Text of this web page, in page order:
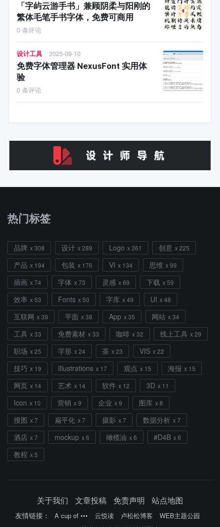
「字屿云游手书」兼顾阴柔与阳刚的
繁体毛笔手书字体，免费可商用
0 条评论
设计工具 2025-09-10
免费字体管理器 NexusFont 实用体
验
0 条评论
热门标签
品牌 x 308 设计 x 289 Logo x 261 创意 x 225
产品 x 194 包装 x 176 VI x 134 思维 x 99
插画 x 74 字体 x 73 灵感 x 69 下载 x 59
效率 x 53 Fonts x 50 字库 x 49 UI x 48
互联网 x 39 平面 x 38 App x 35 网站 x 34
工具 x 33 免费素材 x 33 咖啡 x 32 线上工具 x 29
职场 x 25 字形 x 24 茶 x 23 VIS x 22
技巧 x 19 Illustrations x 17 观点 x 15 海报 x 15
网页 x 14 艺术 x 14 软件 x 12 3D x 11
Icon x 10 营销 x 9 企业 x 9 图库 x 8
搜图 x 7 扁平化 x 7 摄影 x 7 数据分析 x 7
酒店 x 7 mockup x 6 橄榄油 x 6 #D4B x 6
教程 x 5
关于我们 文章投稿 免责声明 站点地图
友情链接： A cup of ••• 云悦读 卢松松博客
WEB主题公园